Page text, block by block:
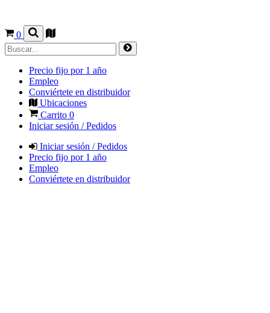
0
Precio fijo por 1 año
Empleo
Conviértete en distribuidor
Ubicaciones
Carrito 0
Iniciar sesión / Pedidos
Iniciar sesión / Pedidos
Precio fijo por 1 año
Empleo
Conviértete en distribuidor